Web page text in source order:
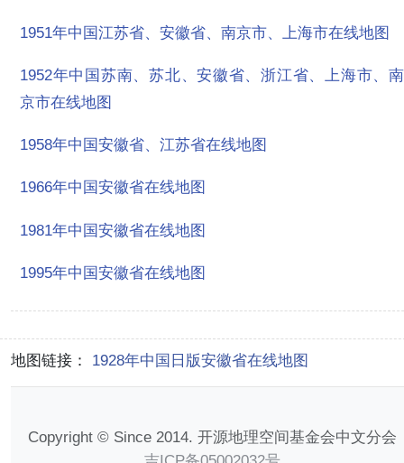
1951年中国江苏省、安徽省、南京市、上海市在线地图
1952年中国苏南、苏北、安徽省、浙江省、上海市、南
京市在线地图
1958年中国安徽省、江苏省在线地图
1966年中国安徽省在线地图
1981年中国安徽省在线地图
1995年中国安徽省在线地图
地图链接： 1928年中国日版安徽省在线地图
Copyright © Since 2014. 开源地理空间基金会中文分会